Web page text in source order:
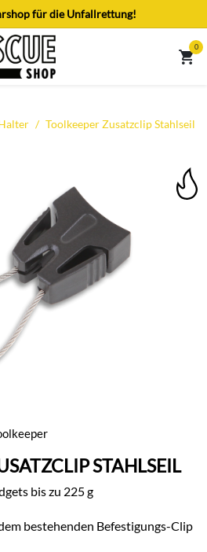
für die Unfallrettung!
0
Toolkeeper Zusatzclip Stahlseil
STAHLSEIL
bis zu 225 g
bestehenden Befestigungs-Clip